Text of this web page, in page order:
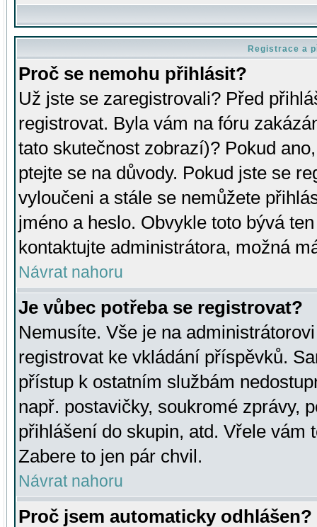
Registrace a
Proč se nemohu přihlásit?
Už jste se zaregistrovali? Před
registrovat. Byla vám na fóru
tato skutečnost zobrazí)? Pokud
ptejte se na důvody. Pokud jste se
vyloučeni a stále se nemůžete
jméno a heslo. Obvykle toto bývá
kontaktujte administrátora, možná
Návrat nahoru
Je vůbec potřeba se registrovat?
Nemusíte. Vše je na
registrovat ke vkládání příspěvků.
přístup k ostatním službám
např. postavičky, soukromé zprávy,
přihlášení do skupin, atd. Vřele vám
Zabere to jen pár chvil.
Návrat nahoru
Proč jsem automaticky odhlášen?